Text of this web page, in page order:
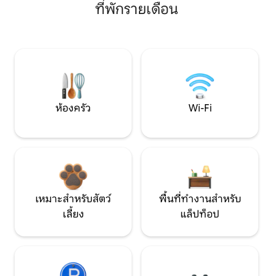
ที่พักรายเดือน
ห้องครัว Wi-Fi
เหมาะสำหรับสัตว์
เลี้ยง
พื้นที่ทำงานสำหรับ
แล็ปท็อป